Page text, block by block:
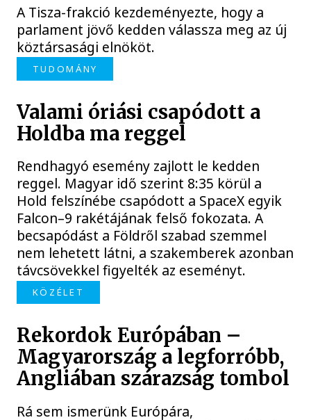
A Tisza-frakció kezdeményezte, hogy a
parlament jövő kedden válassza meg az új
köztársasági elnököt.
TUDOMÁNY
Valami óriási csapódott a
Holdba ma reggel
Rendhagyó esemény zajlott le kedden
reggel. Magyar idő szerint 8:35 körül a
Hold felszínébe csapódott a SpaceX egyik
Falcon–9 rakétájának felső fokozata. A
becsapódást a Földről szabad szemmel
nem lehetett látni, a szakemberek azonban
távcsövekkel figyelték az eseményt.
KÖZÉLET
Rekordok Európában –
Magyarország a legforróbb,
Angliában szárazság tombol
Rá sem ismerünk Európára,